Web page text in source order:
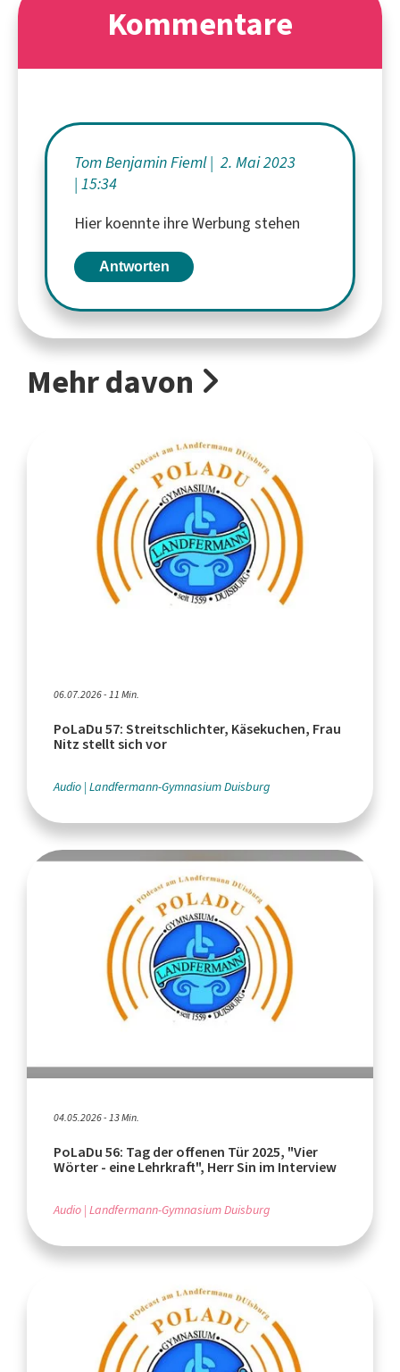
Kommentare
Tom Benjamin Fieml
2. Mai 2023
15:34
Hier koennte ihre Werbung stehen
Antworten
Mehr davon
06.07.2026 - 11 Min.
PoLaDu 57: Streitschlichter, Käsekuchen, Frau
Nitz stellt sich vor
Audio Landfermann-Gymnasium Duisburg
04.05.2026 - 13 Min.
PoLaDu 56: Tag der offenen Tür 2025, "Vier
Wörter - eine Lehrkraft", Herr Sin im Interview
Audio Landfermann-Gymnasium Duisburg